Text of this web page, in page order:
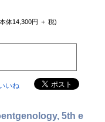
体14,300円 ＋ 税)
いね
5th e